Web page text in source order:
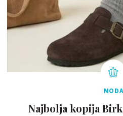
MODA
Najbolja kopija